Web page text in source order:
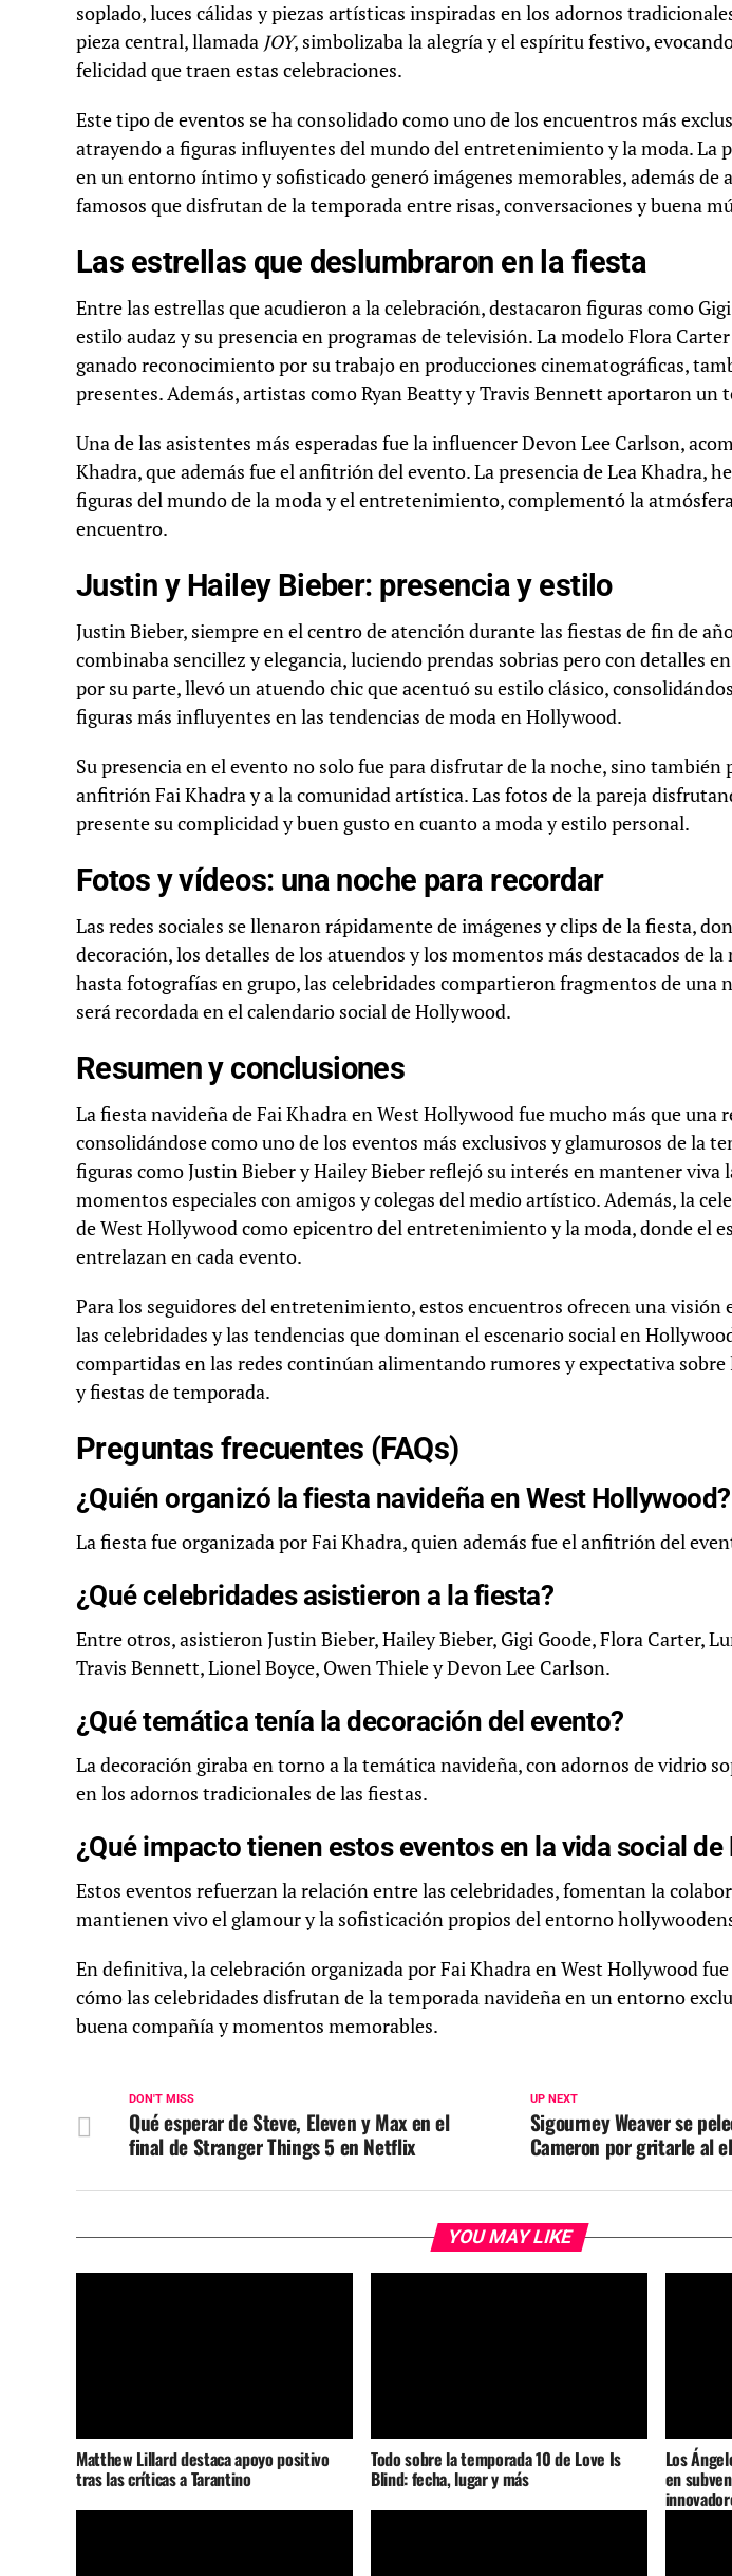
soplado, luces cálidas y piezas artísticas inspiradas en los adornos
pieza central, llamada JOY, simbolizaba la alegría y el espíritu festivo,
felicidad que traen estas celebraciones.
Este tipo de eventos se ha consolidado como uno de los encuentros más
atrayendo a figuras influyentes del mundo del entretenimiento y la moda. La
en un entorno íntimo y sofisticado generó imágenes memorables, además de
famosos que disfrutan de la temporada entre risas, conversaciones y buena
Las estrellas que deslumbraron en la fiesta
Entre las estrellas que acudieron a la celebración, destacaron figuras como
estilo audaz y su presencia en programas de televisión. La modelo Flora
ganado reconocimiento por su trabajo en producciones cinematográficas,
presentes. Además, artistas como Ryan Beatty y Travis Bennett aportaron un
Una de las asistentes más esperadas fue la influencer Devon Lee Carlson,
Khadra, que además fue el anfitrión del evento. La presencia de Lea Khadra,
figuras del mundo de la moda y el entretenimiento, complementó la
encuentro.
Justin y Hailey Bieber: presencia y estilo
Justin Bieber, siempre en el centro de atención durante las fiestas de fin de
combinaba sencillez y elegancia, luciendo prendas sobrias pero con detalles
por su parte, llevó un atuendo chic que acentuó su estilo clásico,
figuras más influyentes en las tendencias de moda en Hollywood.
Su presencia en el evento no solo fue para disfrutar de la noche, sino también
anfitrión Fai Khadra y a la comunidad artística. Las fotos de la pareja
presente su complicidad y buen gusto en cuanto a moda y estilo personal.
Fotos y vídeos: una noche para recordar
Las redes sociales se llenaron rápidamente de imágenes y clips de la fiesta,
decoración, los detalles de los atuendos y los momentos más destacados de la
hasta fotografías en grupo, las celebridades compartieron fragmentos de una
será recordada en el calendario social de Hollywood.
Resumen y conclusiones
La fiesta navideña de Fai Khadra en West Hollywood fue mucho más que una
consolidándose como uno de los eventos más exclusivos y glamurosos de la
figuras como Justin Bieber y Hailey Bieber reflejó su interés en mantener
momentos especiales con amigos y colegas del medio artístico. Además, la
de West Hollywood como epicentro del entretenimiento y la moda, donde el
entrelazan en cada evento.
Para los seguidores del entretenimiento, estos encuentros ofrecen una visión
las celebridades y las tendencias que dominan el escenario social en
compartidas en las redes continúan alimentando rumores y expectativa sobre
y fiestas de temporada.
Preguntas frecuentes (FAQs)
¿Quién organizó la fiesta navideña en West Hollywood?
La fiesta fue organizada por Fai Khadra, quien además fue el anfitrión del
¿Qué celebridades asistieron a la fiesta?
Entre otros, asistieron Justin Bieber, Hailey Bieber, Gigi Goode, Flora Carter,
Travis Bennett, Lionel Boyce, Owen Thiele y Devon Lee Carlson.
¿Qué temática tenía la decoración del evento?
La decoración giraba en torno a la temática navideña, con adornos de vidrio
en los adornos tradicionales de las fiestas.
¿Qué impacto tienen estos eventos en la vida social
Estos eventos refuerzan la relación entre las celebridades, fomentan la
mantienen vivo el glamour y la sofisticación propios del entorno
En definitiva, la celebración organizada por Fai Khadra en West Hollywood
cómo las celebridades disfrutan de la temporada navideña en un entorno
buena compañía y momentos memorables.
UP NEXT
Sigourney Weaver se
Cameron por gritarle al
DON'T MISS
Qué esperar de Steve, Eleven y Max en el
final de Stranger Things 5 en Netflix
YOU MAY LIKE
Matthew Lillard destaca apoyo positivo
tras las críticas a Tarantino
Todo sobre la temporada 10 de Love Is
Blind: fecha, lugar y más
Los
en